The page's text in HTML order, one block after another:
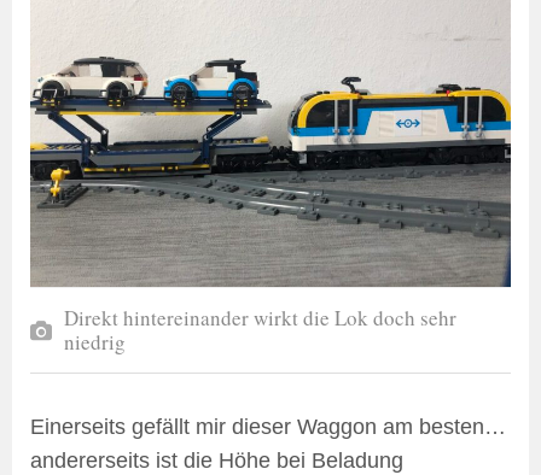
Direkt hintereinander wirkt die Lok doch sehr
niedrig
Einerseits gefällt mir dieser Waggon am besten…
andererseits ist die Höhe bei Beladung